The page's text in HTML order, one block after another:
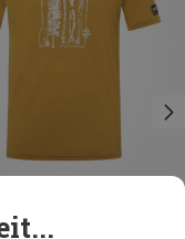
10%